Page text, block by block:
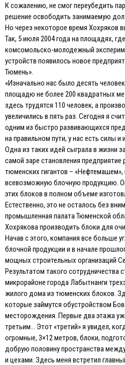
К сожалению, не смог переубедить
решение освободить занимаемую
Но через некоторое время Хохряков
Так, 5 июля 2004 года на площадях,
комсомольско-молодежный
устройств появилось новое
Тюмень».
«Изначально нас было десять
площадю не более 200 квадратных
здесь трудятся 110 человек, а
увеличились в пять раз. Сегодня я
одним из быстро развивающихся
на правильном пути, у нас есть силы и
Одна из таких идей сыграла в жизни
самой заре становления предприятие
тюменских гигантов –
всевозможную блочную продукцию.
этих блоков в полном объеме
Естественно, это не осталось без
промышленная палата Тюменской
Хохрякова производить блоки для
Начав с этого, компания все больше
блочной продукции и в начале
мощных строительных организаций
Результатом такого сотрудничества
микрорайоне города Лабытнанги
жилого дома из тюменских блоков.
которые займутся обустройством
месторождения. Первые два этажа
третьим… Этот «третий» я увидел,
огромные, 3×12 метров, блоки,
добрую половину пространства
и цехами. Здесь меня встретил